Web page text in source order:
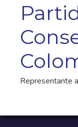
Representante